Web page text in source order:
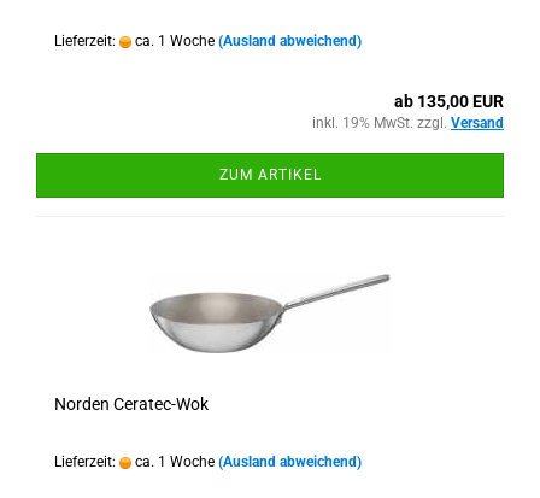
Lieferzeit: ca. 1 Woche (Ausland abweichend)
ab 135,00 EUR
inkl. 19% MwSt. zzgl. Versand
ZUM ARTIKEL
Norden Ceratec-Wok
Lieferzeit: ca. 1 Woche (Ausland abweichend)